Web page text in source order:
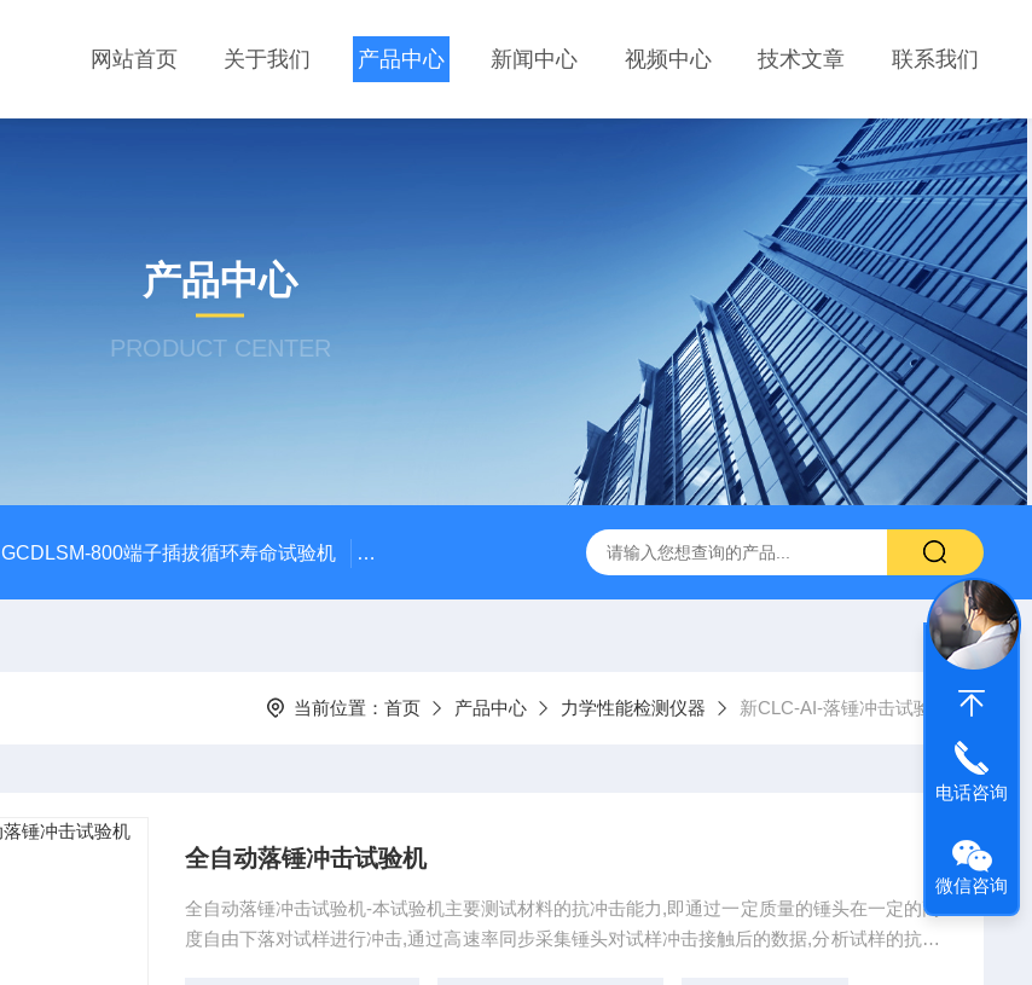
网站首页 关于我们 产品中心 新闻中心 视频中心 技术文章 联系我们
产品中心
PRODUCT CENTER
GCDLSM-800端子插拔循环寿命试验机 GCDLSM-800端子高低温循环测试仪 GCDLSM-800端子电流循环寿命试
当前位置： 首页 产品中心 力学性能检测仪器 新CLC-AI-落锤冲击试验机
全自动落锤冲击试验机
全自动落锤冲击试验机-本试验机主要测试材料的抗冲击能力,即通过一定质量的锤头在一定的高
度自由下落对试样进行冲击,通过高速率同步采集锤头对试样冲击接触后的数据,分析试样的抗冲
电话咨询
微信咨询